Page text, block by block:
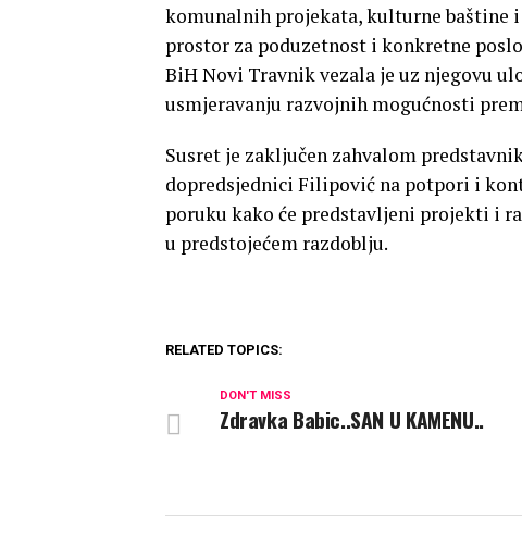
komunalnih projekata, kulturne baštine
prostor za poduzetnost i konkretne
BiH Novi Travnik vezala je uz njegovu
usmjeravanju razvojnih mogućnosti
Susret je zaključen zahvalom
dopredsjednici Filipović na potpori i
poruku kako će predstavljeni projekti i
u predstojećem razdoblju.
RELATED TOPICS:
DON'T MISS
Zdravka Babic..SAN U KAMENU..